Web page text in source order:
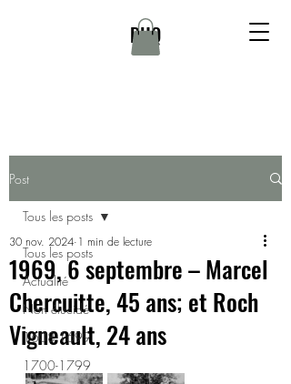
DHQ
Post
Tous les posts
Actualité
Non élucidé
1608-1699
1700-1799
Tous les posts
1969, 6 septembre – Marcel
Chercuitte, 45 ans; et Roch
Vigneault, 24 ans
30 nov. 2024 1 min de lecture